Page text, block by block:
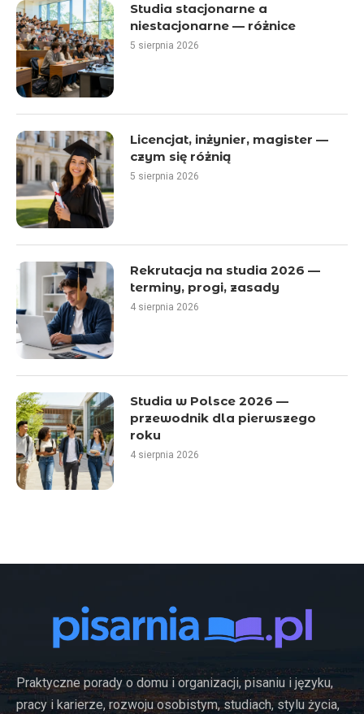
Studia stacjonarne a
niestacjonarne — różnice
5 sierpnia 2026
Licencjat, inżynier, magister —
czym się różnią
5 sierpnia 2026
Rekrutacja na studia 2026 —
terminy, progi, zasady
4 sierpnia 2026
Studia w Polsce 2026 —
przewodnik dla pierwszego
roku
4 sierpnia 2026
Praktyczne porady o domu i organizacji, pisaniu i języku,
pracy i karierze, rozwoju osobistym, studiach, stylu życia,